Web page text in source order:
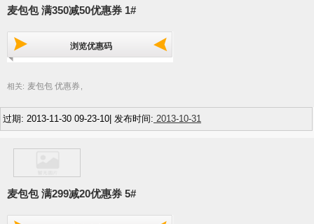
麦包包 满350减50优惠券 1#
浏览优惠码
相关: 麦包包 优惠券
过期: 2013-11-30 09-23-10| 发布时间: 2013-10-31
麦包包 满299减20优惠券 5#